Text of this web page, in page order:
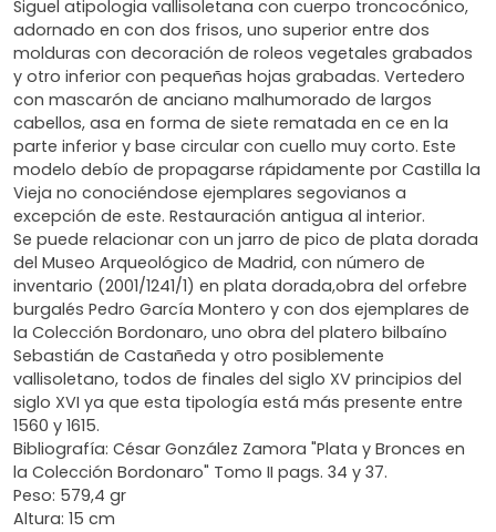
Siguel atipologia vallisoletana con cuerpo troncocónico,
adornado en con dos frisos, uno superior entre dos
molduras con decoración de roleos vegetales grabados
y otro inferior con pequeñas hojas grabadas. Vertedero
con mascarón de anciano malhumorado de largos
cabellos, asa en forma de siete rematada en ce en la
parte inferior y base circular con cuello muy corto. Este
modelo debío de propagarse rápidamente por Castilla la
Vieja no conociéndose ejemplares segovianos a
excepción de este. Restauración antigua al interior.
Se puede relacionar con un jarro de pico de plata dorada
del Museo Arqueológico de Madrid, con número de
inventario (2001/1241/1) en plata dorada,obra del orfebre
burgalés Pedro García Montero y con dos ejemplares de
la Colección Bordonaro, uno obra del platero bilbaíno
Sebastián de Castañeda y otro posiblemente
vallisoletano, todos de finales del siglo XV principios del
siglo XVI ya que esta tipología está más presente entre
1560 y 1615.
Bibliografía: César González Zamora "Plata y Bronces en
la Colección Bordonaro" Tomo II pags. 34 y 37.
Peso: 579,4 gr
Altura: 15 cm